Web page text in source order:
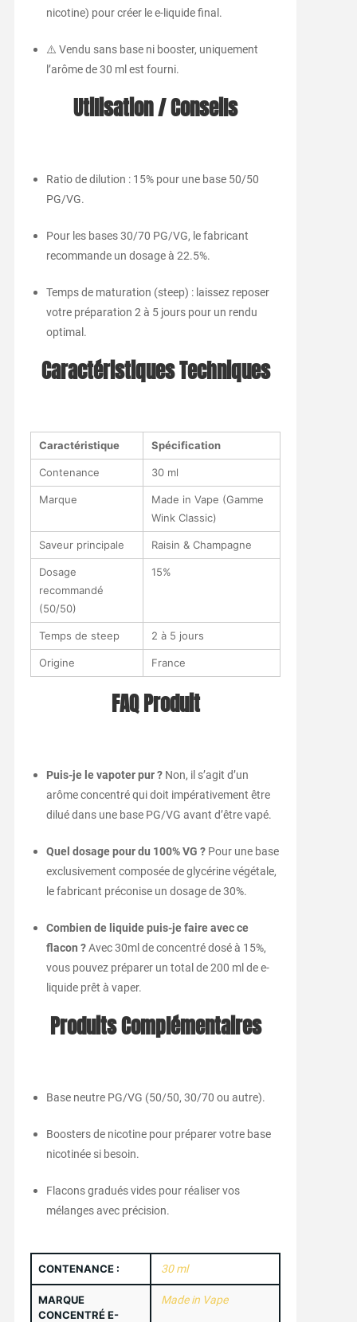
nicotine) pour créer le e-liquide final.
⚠️ Vendu sans base ni booster, uniquement
l’arôme de 30 ml est fourni.
Utilisation / Conseils
Ratio de dilution : 15% pour une base 50/50
PG/VG.
Pour les bases 30/70 PG/VG, le fabricant
recommande un dosage à 22.5%.
Temps de maturation (steep) : laissez reposer
votre préparation 2 à 5 jours pour un rendu
optimal.
Caractéristiques Techniques
Caractéristique Spécification
Contenance 30 ml
Marque
Made in Vape (Gamme
Wink Classic)
Saveur principale Raisin & Champagne
Dosage
recommandé
(50/50)
15%
Temps de steep 2 à 5 jours
Origine France
FAQ Produit
Puis-je le vapoter pur ?Non, il s’agit d’un
arôme concentré qui doit impérativement être
dilué dans une base PG/VG avant d’être vapé.
Quel dosage pour du 100% VG ?Pour une base
exclusivement composée de glycérine végétale,
le fabricant préconise un dosage de 30%.
Combien de liquide puis-je faire avec ce
flacon ?Avec 30ml de concentré dosé à 15%,
vous pouvez préparer un total de 200 ml de e-
liquide prêt à vaper.
Produits Complémentaires
Base neutre PG/VG (50/50, 30/70 ou autre).
Boosters de nicotine pour préparer votre base
nicotinée si besoin.
Flacons gradués vides pour réaliser vos
mélanges avec précision.
CONTENANCE : 30 ml
MARQUE
CONCENTRÉ E-
Made in Vape